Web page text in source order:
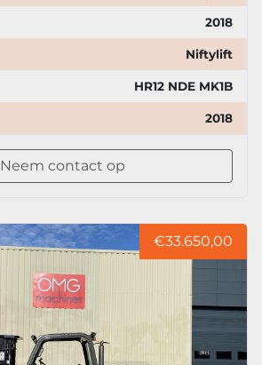
2018
Niftylift
HR12 NDE MK1B
2018
Neem contact op
€33.650,00